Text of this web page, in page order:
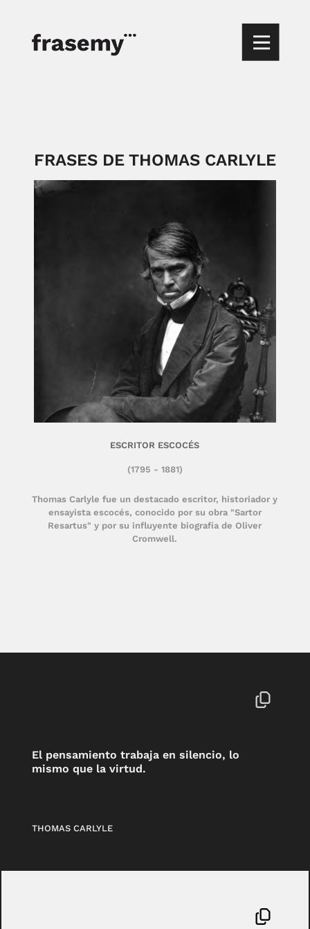
FRASES DE THOMAS CARLYLE
Thomas Carlyle fue un destacado escritor, historiador y
ensayista escocés, conocido por su obra "Sartor
Resartus" y por su influyente biografía de Oliver
Cromwell.
(1795 - 1881)
ESCRITOR ESCOCÉS
El pensamiento trabaja en silencio, lo
mismo que la virtud.
THOMAS CARLYLE